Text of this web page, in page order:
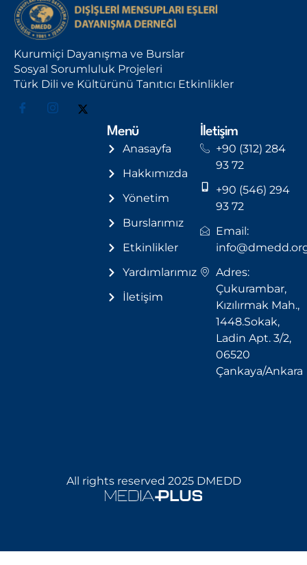
Kurumiçi Dayanışma ve Burslar
Sosyal Sorumluluk Projeleri
Türk Dili ve Kültürünü Tanıtıcı Etkinlikler
Menü
Anasayfa
Hakkımızda
Yönetim
Burslarımız
Etkinlikler
Yardımlarımız
İletişim
İletişim
+90 (312) 284
93 72
+90 (546) 294
93 72
Email:
Adres:
Çukurambar,
Kızılırmak Mah.,
1448.Sokak,
Ladin Apt. 3/2,
06520
Çankaya/Ankara
All rights reserved 2025 DMEDD